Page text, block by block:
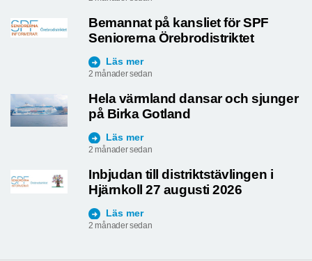
Bemannat på kansliet för SPF
Seniorerna Örebrodistriktet
Läs mer
2 månader sedan
Hela värmland dansar och sjunger
på Birka Gotland
Läs mer
2 månader sedan
Inbjudan till distriktstävlingen i
Hjärnkoll 27 augusti 2026
Läs mer
2 månader sedan